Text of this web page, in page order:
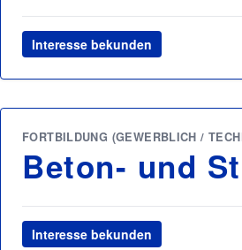
Interesse bekunden
FORTBILDUNG (GEWERBLICH /
Beton- und
Interesse bekunden